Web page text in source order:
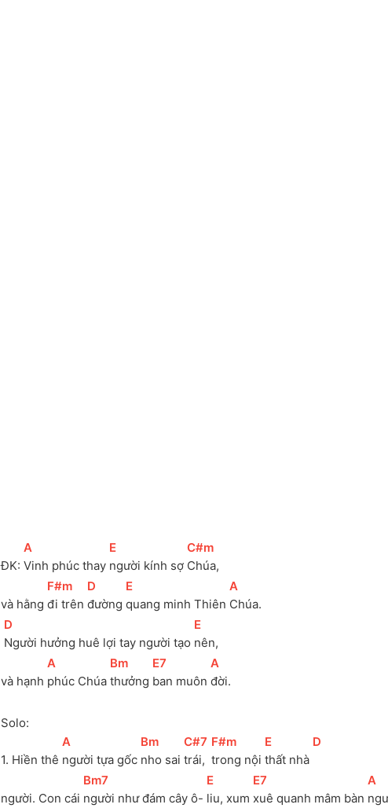
ÐK:
[
A
Vinh phúc thay
[
E
người kính sợ
[
C#m
Chúa,
và hằng
[
F#m
đi trên
[
D
đường
[
E
quang minh Thiên
[
A
Chúa.
[
D
Người hưởng huê lợi tay người tạo
[
E
nên,
và hạnh
[
A
phúc Chúa
[
Bm
thưởng
[
E7
ban muôn
[
A
đời.
Solo:
1. Hiền thê
[
A
người tựa gốc
[
Bm
nho sai
[
C#7 ]
trái,
[
F#m
trong nội
[
E
thất nhà
[
D
người. Con cái
[
Bm7
người như đám cây ô-
[
E
liu, xum
[
E7
xuê quanh mâm bàn
[
A